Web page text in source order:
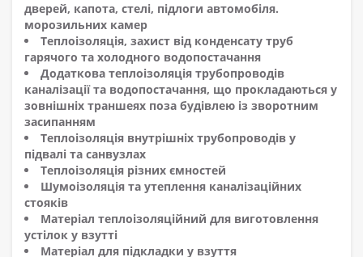
дверей, капота, стелі, підлоги автомобіля.
морозильних камер
Теплоізоляція, захист від конденсату труб
гарячого та холодного водопостачання
Додаткова теплоізоляція трубопроводів
каналізації та водопостачання, що прокладаються у
зовнішніх траншеях поза будівлею із зворотним
засипанням
Теплоізоляція внутрішніх трубопроводів у
підвалі та санвузлах
Теплоізоляція різних ємностей
Шумоізоляція та утеплення каналізаційних
стояків
Матеріал теплоізоляційний для виготовлення
устілок у взутті
Матеріал для підкладки у взуття